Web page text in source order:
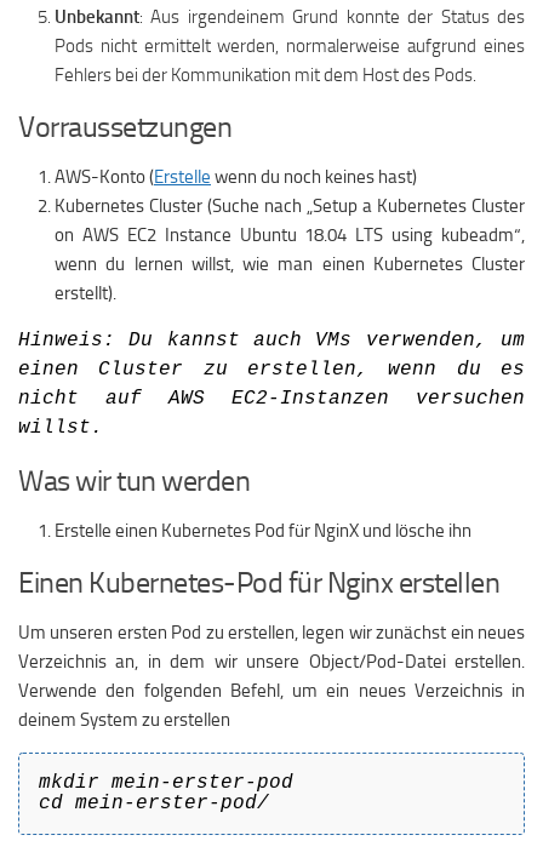
Unbekannt: Aus irgendeinem Grund konnte der Status des
Pods nicht ermittelt werden, normalerweise aufgrund eines
Fehlers bei der Kommunikation mit dem Host des Pods.
Vorraussetzungen
AWS-Konto (Erstelle wenn du noch keines hast)
Kubernetes Cluster (Suche nach „Setup a Kubernetes Cluster
on AWS EC2 Instance Ubuntu 18.04 LTS using kubeadm“,
wenn du lernen willst, wie man einen Kubernetes Cluster
erstellt).
Hinweis: Du kannst auch VMs verwenden, um
einen Cluster zu erstellen, wenn du es
nicht auf AWS EC2-Instanzen versuchen
willst.
Was wir tun werden
Erstelle einen Kubernetes Pod für NginX und lösche ihn
Einen Kubernetes-Pod für Nginx erstellen
Um unseren ersten Pod zu erstellen, legen wir zunächst ein neues
Verzeichnis an, in dem wir unsere Object/Pod-Datei erstellen.
Verwende den folgenden Befehl, um ein neues Verzeichnis in
deinem System zu erstellen
mkdir mein-erster-pod
cd mein-erster-pod/